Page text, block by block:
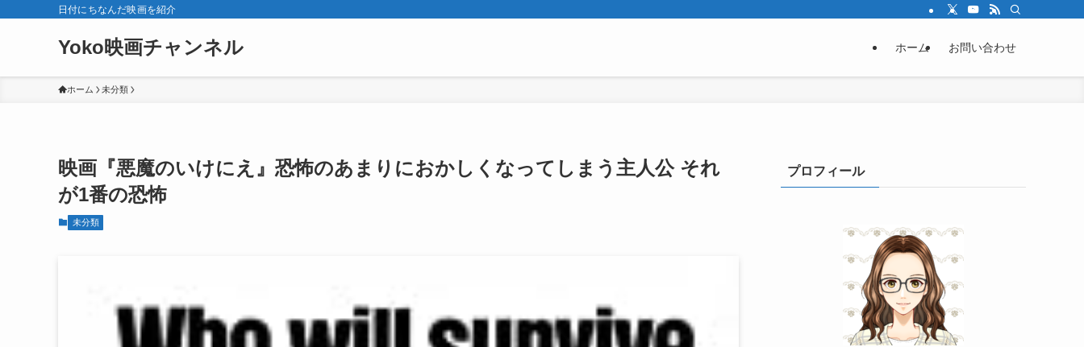
日付にちなんだ映画を紹介
Yoko映画チャンネル ホーム お問い合わせ
ホーム 未分類
映画『悪魔のいけにえ』恐怖のあまりにおかしくなってしまう主人公 それ
が1番の恐怖
未分類
プロフィール